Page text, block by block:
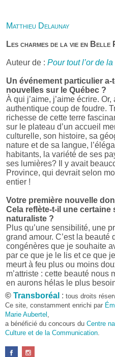
Matthieu Delaunay
Les charmes de la vie en Belle
Auteur de : Pour tout l’or de la
Un événement particulier
nouvelles sur le Québec ?
À qui j’aime, j’aime écrire.
authentique coup de foudre.
richesse de cette terre
sur le plateau d’un accueil
culturelle, son histoire, sa
nature et de sa langue,
habitants, la variété de ses
ses lumières? Il y avait
Province, qui devrait selon
entier !
Votre première nouvelle
Cela reflète-t-il une
naturaliste ?
Plus qu’une sensibilité, une
grand amour. C’est la beauté
congénères que je souhaite
par ce que je le lis et ce que
meurt à feu plus ou moins
m’attriste : cette beauté nous
en aurons hélas le plus
j’avais pris goût à me mettre
l’intérêt de l’exercice
être un bon moyen pour
Pourquoi avoir choisi le
qu’un autre ?
D’abord parce que j’aime
© Transboréal : tous droits
Ce site, constamment enrichi par
Marie Aubertel
a bénéficié du concours du Centre
Culture et de la Communication